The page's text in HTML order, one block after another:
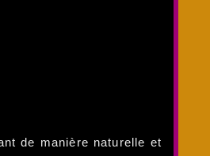
de manière naturelle et